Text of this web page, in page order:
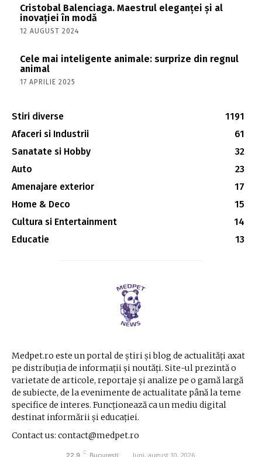
Cristobal Balenciaga. Maestrul eleganței și al
inovației în modă
12 AUGUST 2024
Cele mai inteligente animale: surprize din regnul
animal
17 APRILIE 2025
Stiri diverse
1191
Afaceri si Industrii
61
Sanatate si Hobby
32
Auto
23
Amenajare exterior
17
Home & Deco
15
Cultura si Entertainment
14
Educatie
13
Medpet.ro este un portal de știri și blog de actualități axat
pe distribuția de informații și noutăți. Site-ul prezintă o
varietate de articole, reportaje și analize pe o gamă largă
de subiecte, de la evenimente de actualitate până la teme
specifice de interes. Funcționează ca un mediu digital
destinat informării și educației.
Contact us: contact@medpet.ro
22.9 C București luni, august 10, 2026